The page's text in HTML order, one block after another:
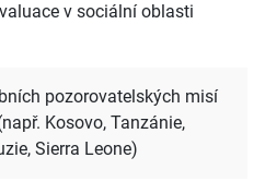
v sociální oblasti
pozorovatelských misí
Kosovo, Tanzánie,
Sierra Leone)